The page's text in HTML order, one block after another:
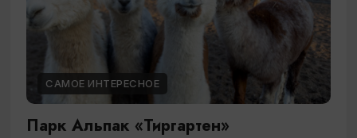
САМОЕ ИНТЕРЕСНОЕ
Парк Альпак «Тиргартен»